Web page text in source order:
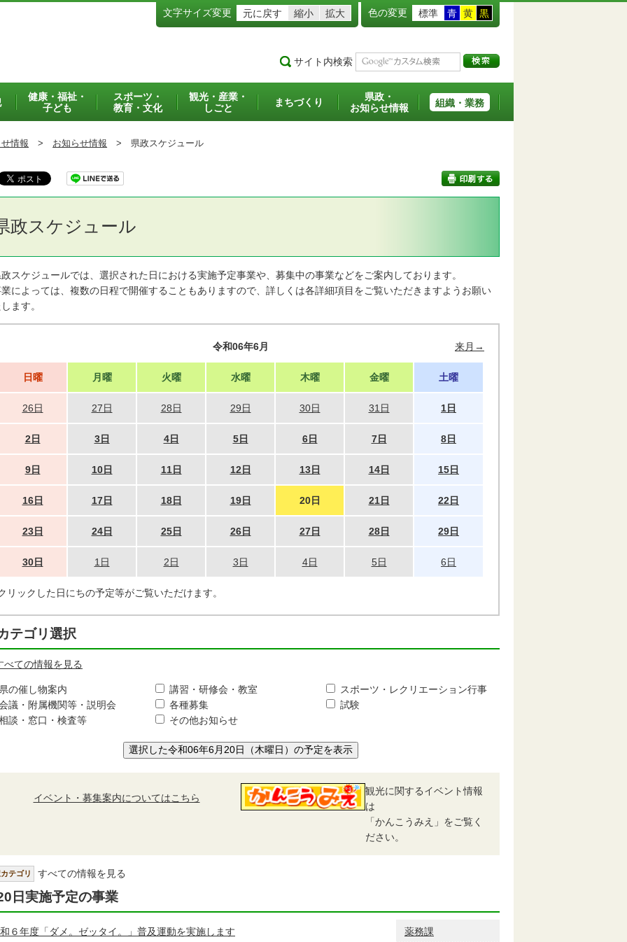
文字サイズ変更 元に戻す 縮小 拡大 色の変更 標準 青 黄 黒
サイト内検索
健康・福祉・
子ども
スポーツ・
教育・文化
観光・産業・
しごと
まちづくり
県政・
お知らせ情報
組織・業務
情報 > お知らせ情報 > 県政スケジュール
政スケジュール
ケジュールでは、選択された日における実施予定事業や、募集中の事業などをご案内しております。
よっては、複数の日程で開催することもありますので、詳しくは各詳細項目をご覧いただきますようお願い
ます。
令和06年6月 来月→
日曜 月曜 火曜 水曜 木曜 金曜 土曜
26日 27日 28日 29日 30日 31日 1日
2日 3日 4日 5日 6日 7日 8日
9日 10日 11日 12日 13日 14日 15日
16日 17日 18日 19日 20日 21日 22日
23日 24日 25日 26日 27日 28日 29日
30日 1日 2日 3日 4日 5日 6日
リックした日にちの予定等がご覧いただけます。
テゴリ選択
べての情報を見る
の催し物案内 講習・研修会・教室
スポーツ・レクリエーション行事
議・附属機関等・説明会
各種募集
試験
談・窓口・検査等
その他お知らせ
選択した令和06年6月20日（木曜日）の予定を表示
イベント・募集案内についてはこちら
観光に関するイベント情報
は
「かんこうみえ」をご覧く
ださい。
テゴリ すべての情報を見る
日実施予定の事業
６年度「ダメ。ゼッタイ。」普及運動を実施します 薬務課